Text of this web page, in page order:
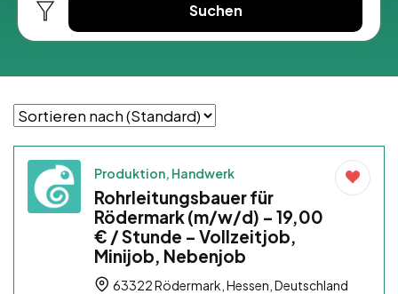
Suchen
Produktion, Handwerk
Rohrleitungsbauer für
Rödermark (m/w/d) – 19,00
€ / Stunde – Vollzeitjob,
Minijob, Nebenjob
63322 Rödermark, Hessen, Deutschland